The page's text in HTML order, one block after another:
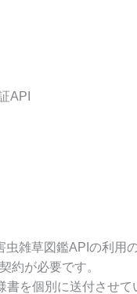
API
虫雑草図鑑API の利用
約が必要です。
書を個別に送付させて